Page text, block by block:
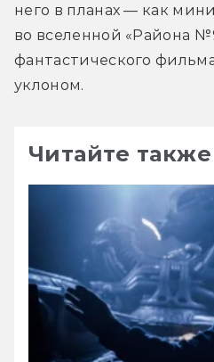
него в планах — как
во вселенной «Района
фантастического
уклоном.
Читайте также